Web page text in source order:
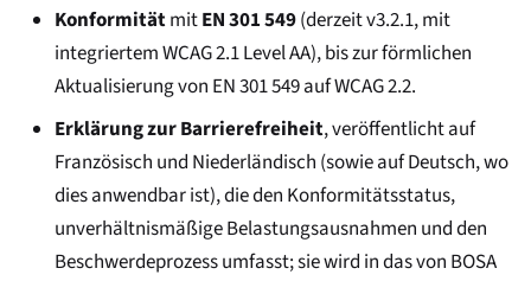
KonformitätmitEN 301 549(derzeit v3.2.1, mit
integriertem WCAG 2.1 Level AA), bis zur förmlichen
Aktualisierung von EN 301 549 auf WCAG 2.2.
Erklärung zur Barrierefreiheit, veröffentlicht auf
Französisch und Niederländisch (sowie auf Deutsch, wo
dies anwendbar ist), die den Konformitätsstatus,
unverhältnismäßige Belastungsausnahmen und den
Beschwerdeprozess umfasst; sie wird in das von BOSA